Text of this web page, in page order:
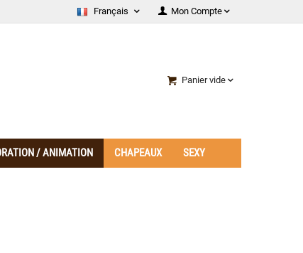
Mon Compte
Français
Panier vide
/ ANIMATION CHAPEAUX SEXY